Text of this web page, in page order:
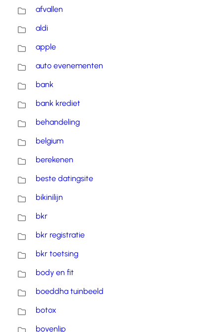
afvallen
aldi
apple
auto evenementen
bank
bank krediet
behandeling
belgium
berekenen
beste datingsite
bikinilijn
bkr
bkr registratie
bkr toetsing
body en fit
boeddha tuinbeeld
botox
bovenlip